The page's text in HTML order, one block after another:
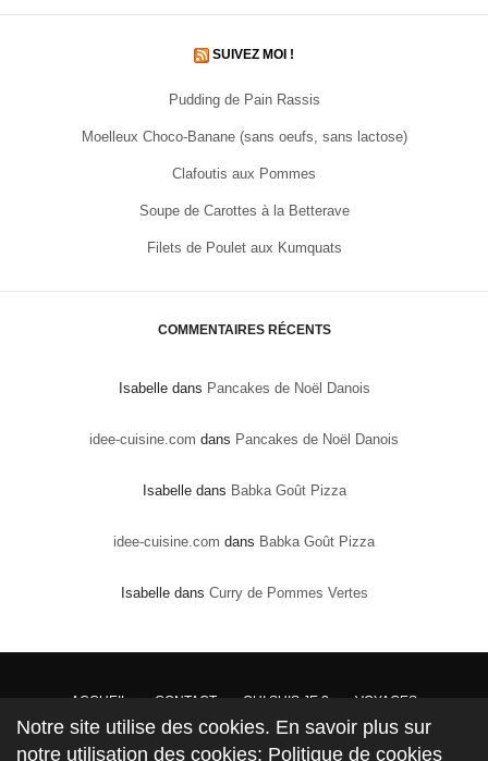
SUIVEZ MOI !
Pudding de Pain Rassis
Moelleux Choco-Banane (sans oeufs, sans lactose)
Clafoutis aux Pommes
Soupe de Carottes à la Betterave
Filets de Poulet aux Kumquats
COMMENTAIRES RÉCENTS
Isabelledans Pancakes de Noël Danois
idee-cuisine.com dans Pancakes de Noël Danois
Isabelledans Babka Goût Pizza
idee-cuisine.com dans Babka Goût Pizza
Isabelledans Curry de Pommes Vertes
ACCUEIL CONTACT QUI SUIS JE ? VOYAGES
DROITS DE PROPRIÉTÉ : Conformément à la loi, les textes, recettes et photos sont la
propriété exclusive du site www.mesinspirationsgourmandes.fr AUCUN DROIT DE COPIE
Notre site utilise des cookies. En savoir plus sur
notre utilisation des cookies: Politique de cookies